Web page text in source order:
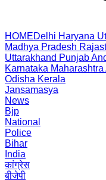
HOMEDelhi Haryana
Madhya Pradesh
Uttarakhand Punjab
Karnataka Maharashtra
Odisha Kerala
Jansamasya
News
Bjp
National
Police
Bihar
India
कांग्रेस
बीजेपी